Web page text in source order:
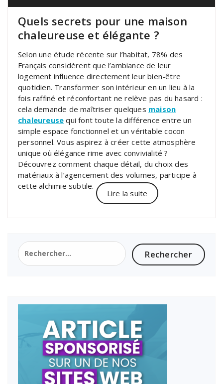
Quels secrets pour une maison
chaleureuse et élégante ?
Selon une étude récente sur l’habitat, 78% des
Français considèrent que l’ambiance de leur
logement influence directement leur bien-être
quotidien. Transformer son intérieur en un lieu à la
fois raffiné et réconfortant ne relève pas du hasard :
cela demande de maîtriser quelques maison
chaleureuse qui font toute la différence entre un
simple espace fonctionnel et un véritable cocon
personnel. Vous aspirez à créer cette atmosphère
unique où élégance rime avec convivialité ?
Découvrez comment chaque détail, du choix des
matériaux à l’agencement des volumes, participe à
cette alchimie subtile.
Lire la suite
Rechercher :